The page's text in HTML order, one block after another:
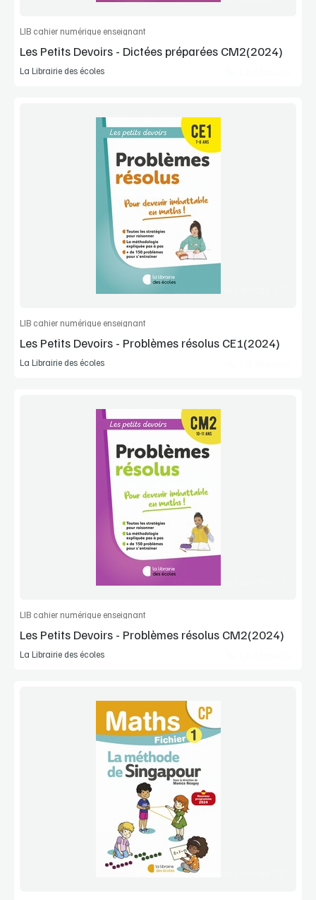
LIB cahier numérique enseignant
Les Petits Devoirs - Dictées préparées CM2(2024)
La Librairie des écoles
Extrait
LIB cahier numérique enseignant
Les Petits Devoirs - Problèmes résolus CE1(2024)
La Librairie des écoles
Extrait
LIB cahier numérique enseignant
Les Petits Devoirs - Problèmes résolus CM2(2024)
La Librairie des écoles
Voir la démo
Extrait
Commander l'article